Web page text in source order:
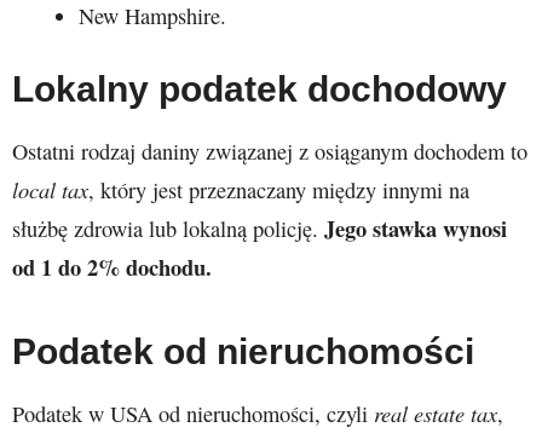
New Hampshire.
Lokalny podatek dochodowy
Ostatni rodzaj daniny związanej z osiąganym dochodem to
local tax, który jest przeznaczany między innymi na
służbę zdrowia lub lokalną policję. Jego stawka wynosi
od 1 do 2% dochodu.
Podatek od nieruchomości
Podatek w USA od nieruchomości, czyli real estate tax,